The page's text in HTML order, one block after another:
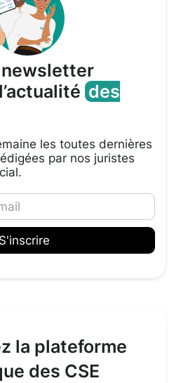
newsletter
des
les toutes dernières
par nos juristes
la plateforme
des CSE